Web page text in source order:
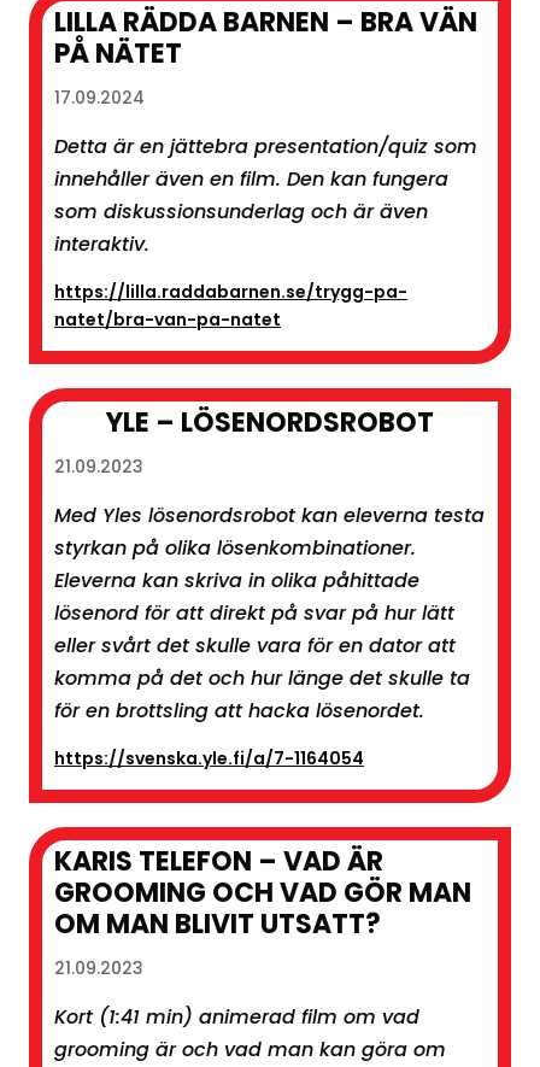
LILLA RÄDDA BARNEN – BRA VÄN
PÅ NÄTET
17.09.2024
Detta är en jättebra presentation/quiz som
innehåller även en film. Den kan fungera
som diskussionsunderlag och är även
interaktiv.
https://lilla.raddabarnen.se/trygg-pa-
natet/bra-van-pa-natet
YLE – LÖSENORDSROBOT
21.09.2023
Med Yles lösenordsrobot kan eleverna testa
styrkan på olika lösenkombinationer.
Eleverna kan skriva in olika påhittade
lösenord för att direkt på svar på hur lätt
eller svårt det skulle vara för en dator att
komma på det och hur länge det skulle ta
för en brottsling att hacka lösenordet.
https://svenska.yle.fi/a/7-1164054
KARIS TELEFON – VAD ÄR
GROOMING OCH VAD GÖR MAN
OM MAN BLIVIT UTSATT?
21.09.2023
Kort (1:41 min) animerad film om vad
grooming är och vad man kan göra om